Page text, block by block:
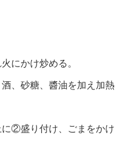
にかけ炒める。
、砂糖、醬油を加え加熱
②盛り付け、ごまをかけ